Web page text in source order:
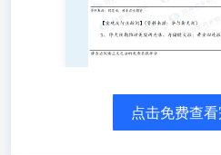
监许可[2011]1449号）。
专业投资者参考，无意针
市或其它法律管辖区域内
权限，若给您造成不便，敬
息。本报告不构成具体业
资、法律、会计或税务建
点击免费查